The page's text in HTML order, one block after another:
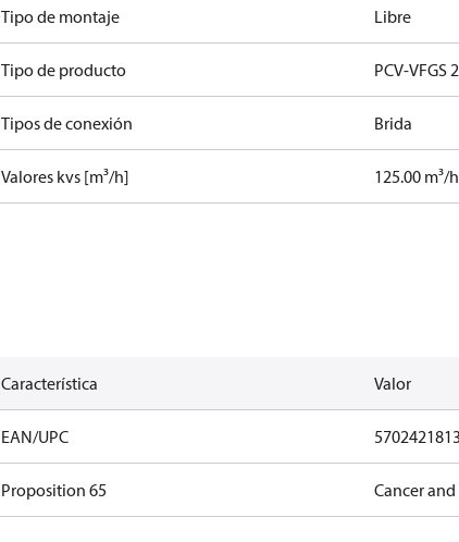
Tipo de montaje Libre
Tipo de producto PCV-VFGS 2
Tipos de conexión Brida
Valores kvs [m³/h] 125.00 m³/h
Característica Valor
EAN/UPC
Proposition 65 Cancer